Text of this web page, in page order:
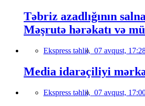
Təbriz azadlığının
Məşrutə hərəkatı və
Ekspress təhlil, 07 avqust,
Media idarəçiliyi
Ekspress təhlil, 07 avqust,